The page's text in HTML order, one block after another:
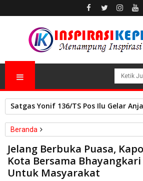
Satgas Yonif 136/TS Pos Ilu Gelar
Beranda
Jelang Berbuka Puasa, Kapolsek Batam
Bhayangkari Bagikan Takjil Untuk
Jelang Berbuka Puasa,
Kota Bersama
Untuk Masyarakat